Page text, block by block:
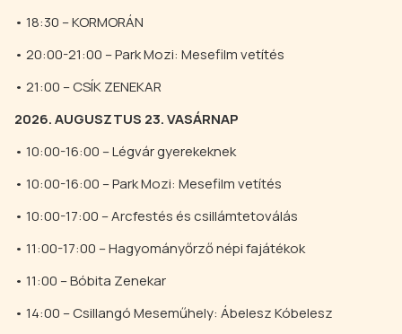
• 18:30 – KORMORÁN
• 20:00-21:00 – Park Mozi: Mesefilm vetítés
• 21:00 – CSÍK ZENEKAR
2026. AUGUSZTUS 23. VASÁRNAP
• 10:00-16:00 – Légvár gyerekeknek
• 10:00-16:00 – Park Mozi: Mesefilm vetítés
• 10:00-17:00 – Arcfestés és csillámtetoválás
• 11:00-17:00 – Hagyományőrző népi fajátékok
• 11:00 – Bóbita Zenekar
• 14:00 – Csillangó Meseműhely: Ábelesz Kóbelesz